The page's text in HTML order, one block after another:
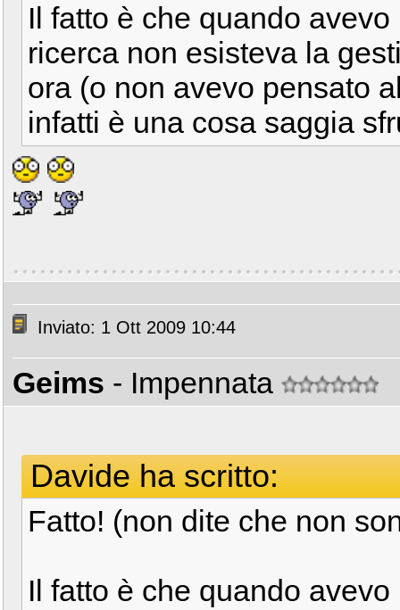
Il fatto è che quando
ricerca non esisteva la
ora (o non avevo pensato
infatti è una cosa saggia
Inviato: 1 Ott 2009 10:44
Geims - Impennata
Davide ha scritto:
Fatto! (non dite che non
Il fatto è che quando